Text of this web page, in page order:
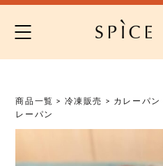
Skip
content
商品一覧 > 冷凍販売 > カレーパン
レーパン